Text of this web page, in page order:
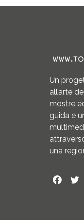
Un
all’arte
mostre
guida e
una